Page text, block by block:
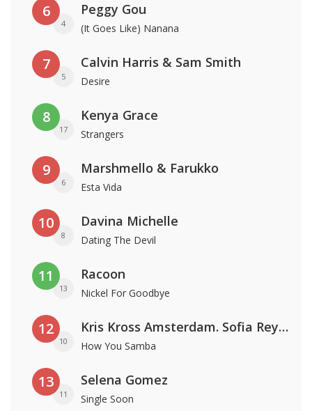
6
4
Peggy Gou
(It Goes Like) Nanana
7
5
Calvin Harris & Sam Smith
Desire
8
17
Kenya Grace
Strangers
9
6
Marshmello & Farukko
Esta Vida
10
8
Davina Michelle
Dating The Devil
11
13
Racoon
Nickel For Goodbye
12
10
Kris Kross Amsterdam. Sofia Reyes & Tinie Tempah
How You Samba
13
11
Selena Gomez
Single Soon